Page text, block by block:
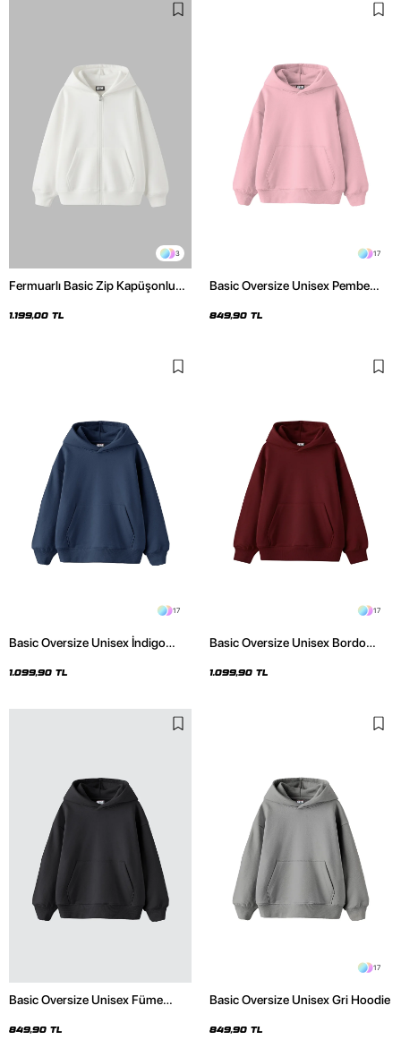
3
Fermuarlı Basic Zip Kapüşonlu
1.199,00 TL
17
Basic Oversize Unisex Pembe
849,90 TL
17
Basic Oversize Unisex İndigo
1.099,90 TL
17
Basic Oversize Unisex Bordo
1.099,90 TL
Basic Oversize Unisex Füme
849,90 TL
17
Basic Oversize Unisex Gri Hoodie
849,90 TL